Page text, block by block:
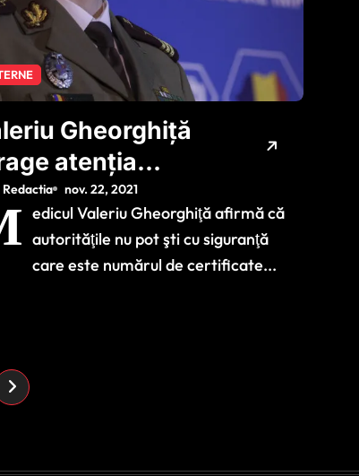
Gheorghiță
atenția
unui
care a luat
în
maxim’
Redactia nov. 22, 2021
edicul Valeriu Gheorghiţă afirmă că
autorităţile nu pot şti cu siguranţă
care este numărul de certificate...